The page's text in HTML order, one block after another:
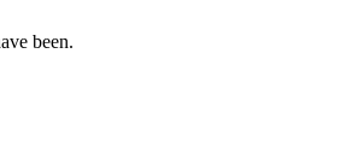
been.